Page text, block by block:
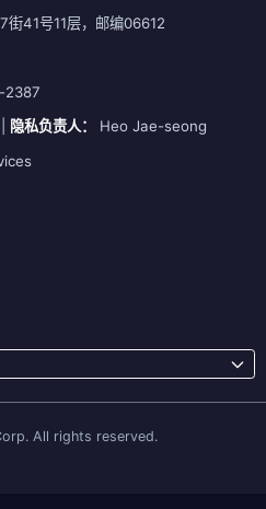
街41号11层，邮编06612
2387
隐私负责人：
Heo Jae-seong
All rights reserved.